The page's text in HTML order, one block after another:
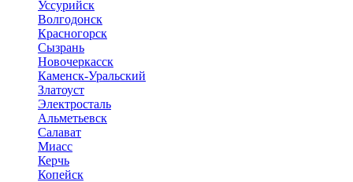
Уссурийск
Волгодонск
Красногорск
Сызрань
Новочеркасск
Каменск-Уральский
Златоуст
Электросталь
Альметьевск
Салават
Миасс
Керчь
Копейск